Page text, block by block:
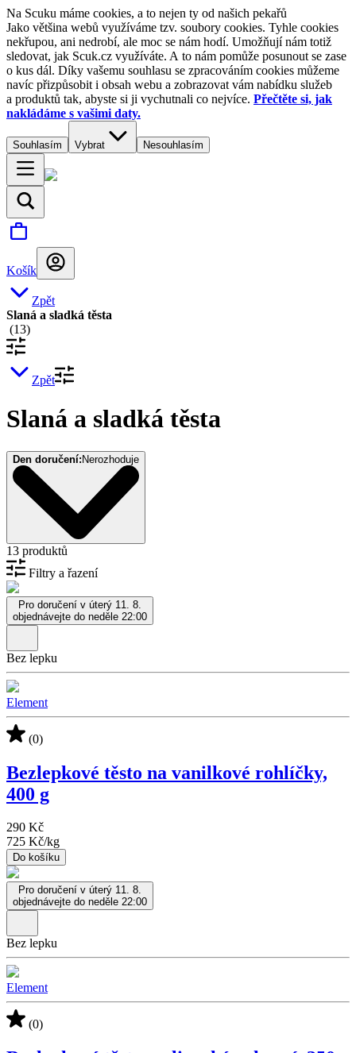
Na Scuku máme cookies, a to nejen ty od našich pekařů
Jako většina webů využíváme tzv. soubory cookies. Tyhle cookies
nekřupou, ani nedrobí, ale moc se nám hodí. Umožňují nám totiž
sledovat, jak Scuk.cz využíváte. A to nám pomůže posunout se zase
o kus dál. Díky vašemu souhlasu se zpracováním cookies můžeme
navíc přizpůsobit i obsah webu a zobrazovat vám nabídku služeb
a produktů tak, abyste si ji vychutnali co nejvíce. Přečtěte si, jak
nakládáme s vašimi daty.
Souhlasím Vybrat Nesouhlasím
Košík
Zpět
Slaná a sladká těsta
(13)
Zpět
Slaná a sladká těsta
Den doručení: Nerozhoduje
13 produktů
Filtry a řazení
Pro doručení v úterý 11. 8.
objednávejte do neděle 22:00
Bez lepku
Element
(0)
Bezlepkové těsto na vanilkové rohlíčky,
400 g
290 Kč
725 Kč/kg
Do košíku
Pro doručení v úterý 11. 8.
objednávejte do neděle 22:00
Bez lepku
Element
(0)